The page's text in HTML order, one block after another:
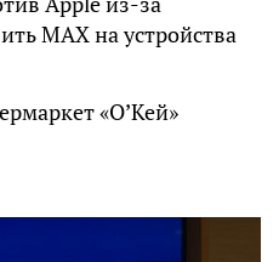
MAX на устройства
«О’Кей»